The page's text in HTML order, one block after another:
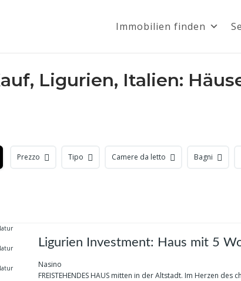
Immobilien finden
Ligurien, Italien:
Prezzo Tipo Camere da letto Bagni
Ligurien Investment: Haus mit 5
pur Ref. 944
Nasino
FREISTEHENDES HAUS mitten in der Altstadt. Im Herzen des